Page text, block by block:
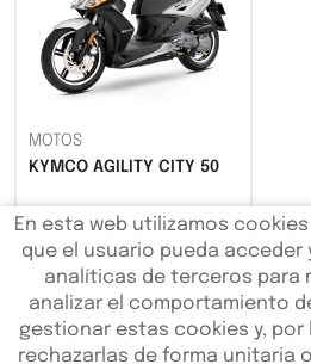
MOTOS
KYMCO AGILITY CITY 50
2299,00€
IVA Incl.
En esta web utilizamos
que el usuario pueda acceder
analíticas de terceros para
analizar el comportamiento
gestionar estas cookies y,
rechazarlas de forma unitaria